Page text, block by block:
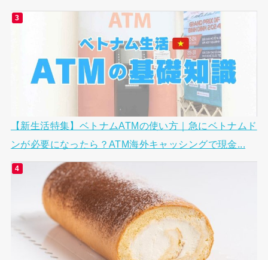
【新生活特集】ベトナムATMの使い方｜急にベトナムド
ンが必要になったら？ATM海外キャッシングで現金...